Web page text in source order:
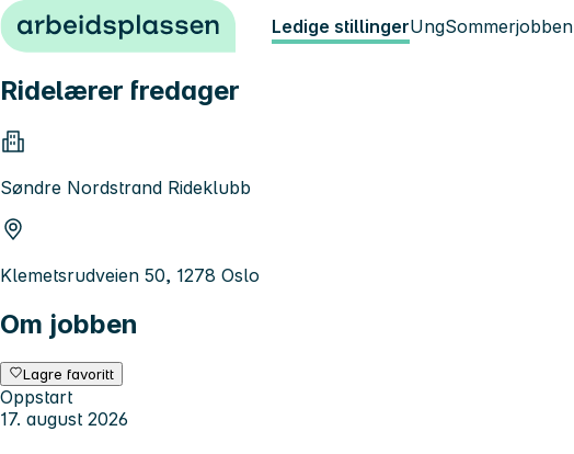
Hopp til innhold Ledige stillingerUngSommerjobben
Ridelærer fredager
Søndre Nordstrand Rideklubb
Klemetsrudveien 50, 1278 Oslo
Om jobben
Lagre favoritt
Oppstart
17. august 2026